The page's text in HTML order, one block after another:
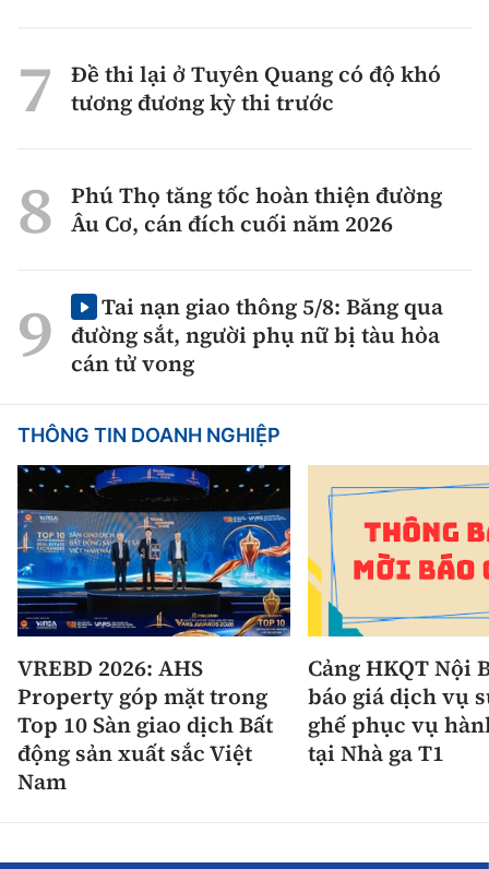
Đề thi lại ở Tuyên Quang có độ khó
tương đương kỳ thi trước
Phú Thọ tăng tốc hoàn thiện đường
Âu Cơ, cán đích cuối năm 2026
Tai nạn giao thông 5/8: Băng qua
đường sắt, người phụ nữ bị tàu hỏa
cán tử vong
THÔNG TIN DOANH NGHIỆP
VREBD 2026: AHS
Property góp mặt trong
Top 10 Sàn giao dịch Bất
động sản xuất sắc Việt
Nam
Cảng HKQT Nội
báo giá dịch vụ
ghế phục vụ
tại Nhà ga T1